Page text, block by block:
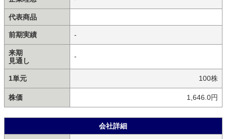
代表商品
前期実績 -
来期
見通し
-
1単元 100株
株価 1,646.0円
会社詳細